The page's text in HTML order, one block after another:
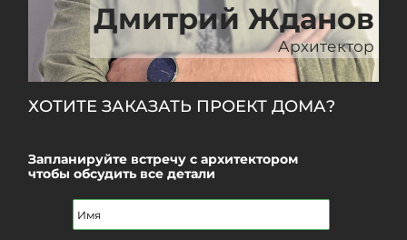
ХОТИТЕ ЗАКАЗАТЬ ПРОЕКТ ДОМА?
Запланируйте встречу с архитектором
чтобы обсудить все детали
Дмитрий Жданов
Архитектор